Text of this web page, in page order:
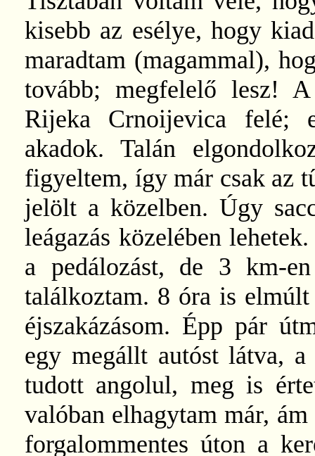
kisebb az esélye, hogy
maradtam (magammal),
tovább; megfelelő lesz!
Rijeka Crnoijevica felé;
akadok. Talán
figyeltem, így már csak az
jelölt a közelben. Úgy
leágazás közelében
a pedálozást, de 3 km-
találkoztam. 8 óra is
éjszakázásom. Épp pár
egy megállt autóst látva,
tudott angolul, meg is
valóban elhagytam már,
forgalommentes úton a